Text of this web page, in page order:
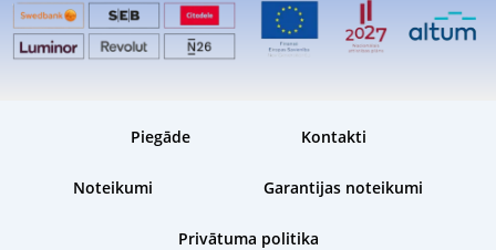
Piegāde Kontakti
Noteikumi Garantijas noteikumi
Privātuma politika